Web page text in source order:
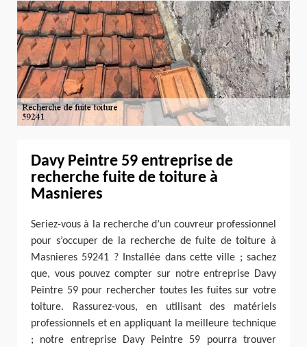
Davy Peintre 59 entreprise de
recherche fuite de toiture à
Masnieres
Seriez-vous à la recherche d’un couvreur professionnel
pour s’occuper de la recherche de fuite de toiture à
Masnieres 59241 ? Installée dans cette ville ; sachez
que, vous pouvez compter sur notre entreprise Davy
Peintre 59 pour rechercher toutes les fuites sur votre
toiture. Rassurez-vous, en utilisant des matériels
professionnels et en appliquant la meilleure technique
; notre entreprise Davy Peintre 59 pourra trouver